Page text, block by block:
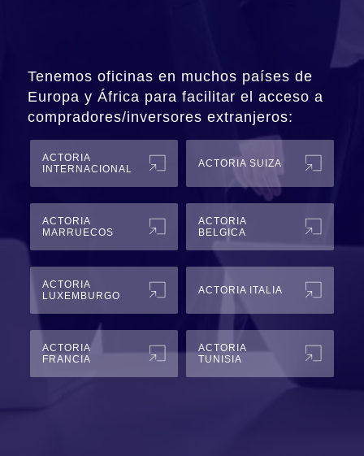
Tenemos oficinas en muchos países de
Europa y África para facilitar el acceso a
compradores/inversores extranjeros:
ACTORIA
INTERNACIONAL
ACTORIA SUIZA
ACTORIA
MARRUECOS
ACTORIA
BELGICA
ACTORIA
LUXEMBURGO
ACTORIA ITALIA
ACTORIA
FRANCIA
ACTORIA
TUNISIA